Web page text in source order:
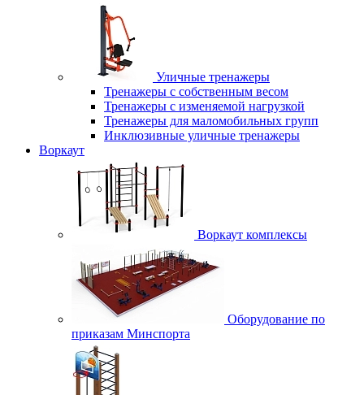
Уличные тренажеры
Тренажеры с собственным весом
Тренажеры с изменяемой нагрузкой
Тренажеры для маломобильных групп
Инклюзивные уличные тренажеры
Воркаут
Воркаут комплексы
Оборудование по
приказам Минспорта